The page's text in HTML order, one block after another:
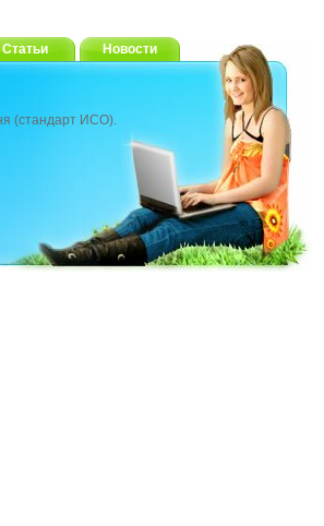
Новости
Статьи
(стандарт ИСО).